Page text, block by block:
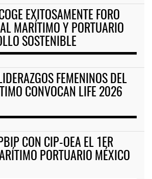
EXITOSAMENTE FORO
MARÍTIMO Y PORTUARIO
SOSTENIBLE
FEMENINOS DEL
CONVOCAN LIFE 2026
CON CIP-OEA EL 1ER
PORTUARIO MÉXICO